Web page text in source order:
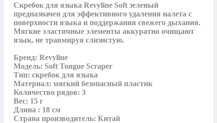
Скребок для языка Revyline Soft зеленый
предназначен для эффективного удаления налета с
поверхности языка и поддержания свежего дыхания.
Мягкие эластичные элементы аккуратно очищают
язык, не травмируя слизистую.
Бренд: Revyline
Модель: Soft Tongue Scraper
Тип: скребок для языка
Материал: мягкий безопасный пластик
Количество рядов: 3
Вес: 15 г
Длина : 18 см
Страна производитель: Китай